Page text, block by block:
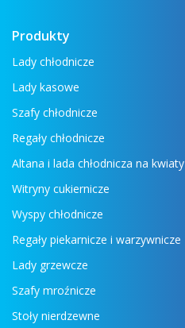
Produkty
Lady chłodnicze
Lady kasowe
Szafy chłodnicze
Regały chłodnicze
Altana i lada chłodnicza na kwiaty
Witryny cukiernicze
Wyspy chłodnicze
Regały piekarnicze i warzywnicze
Lady grzewcze
Szafy mroźnicze
Stoły nierdzewne